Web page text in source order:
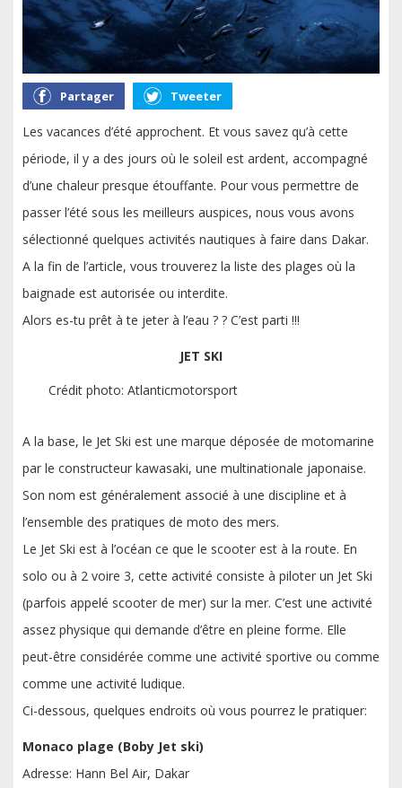
Partager Tweeter
Les vacances d’été approchent. Et vous savez qu’à cette
période, il y a des jours où le soleil est ardent, accompagné
d’une chaleur presque étouffante. Pour vous permettre de
passer l’été sous les meilleurs auspices, nous vous avons
sélectionné quelques activités nautiques à faire dans Dakar.
A la fin de l’article, vous trouverez la liste des plages où la
baignade est autorisée ou interdite.
Alors es-tu prêt à te jeter à l’eau ? ? C’est parti !!!
JET SKI
Crédit photo: Atlanticmotorsport
A la base, le Jet Ski est une marque déposée de motomarine
par le constructeur kawasaki, une multinationale japonaise.
Son nom est généralement associé à une discipline et à
l’ensemble des pratiques de moto des mers.
Le Jet Ski est à l’océan ce que le scooter est à la route. En
solo ou à 2 voire 3, cette activité consiste à piloter un Jet Ski
(parfois appelé scooter de mer) sur la mer. C’est une activité
assez physique qui demande d’être en pleine forme. Elle
peut-être considérée comme une activité sportive ou comme
comme une activité ludique.
Ci-dessous, quelques endroits où vous pourrez le pratiquer:
Monaco plage (Boby Jet ski)
Adresse: Hann Bel Air, Dakar